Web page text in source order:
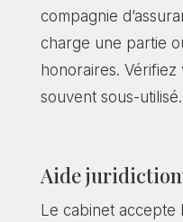
compagnie
charge une partie
honoraires.
souvent sous-utilisé.
Aide
Le cabinet accepte